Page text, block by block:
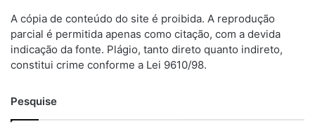
A cópia de conteúdo do site é proibida. A reprodução
parcial é permitida apenas como citação, com a devida
indicação da fonte. Plágio, tanto direto quanto indireto,
constitui crime conforme a Lei 9610/98.
Pesquise